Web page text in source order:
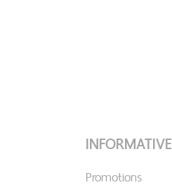
INFORMATIVE
Promotions